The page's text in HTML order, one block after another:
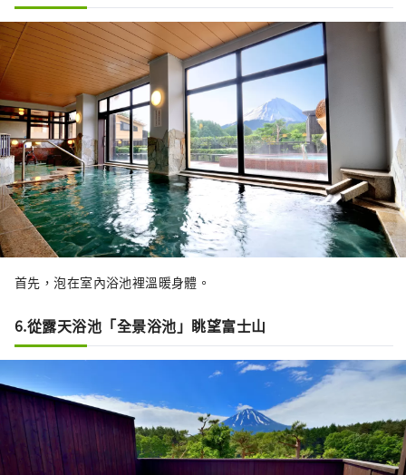
首先，泡在室內浴池裡溫暖身體。
6.從露天浴池「全景浴池」眺望富士山